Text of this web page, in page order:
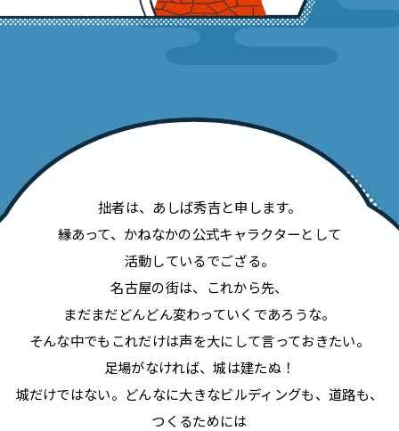
拙者は、あしば秀吉と申します。
縁あって、かねなかの公式キャラクターとして
活動しているでござる。
名古屋の街は、これから先、
まだまだどんどん変わっていくであろうな。
そんな中でもこれだけは声を大にして言っておきたい。
足場がなければ、城は建たぬ！
城だけではない。どんなに大きなビルディングも、道路も、
つくるためには